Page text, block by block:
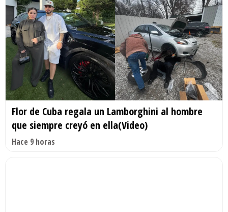
Flor de Cuba regala un Lamborghini al hombre
que siempre creyó en ella(Video)
Hace 9 horas